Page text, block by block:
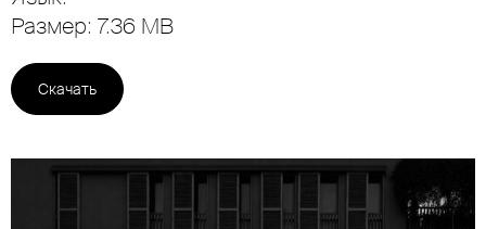
Размер: 7.36 MB
Скачать